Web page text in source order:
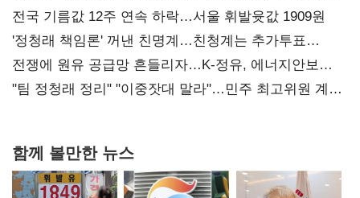
사과부터"
전국 기름값 12주 연속 하락…서울 휘발윳값 1909원
'정청래 책임론' 꺼낸 친명계…친청계는 추가투표
때리기
전쟁에 원유 공급망 흔들리자…K-정유, 에너지안보
핵심으로 재부상
"팀 정청래 정리" "이중잣대 말라"…민주 최고위원 계파
함께 볼만한 뉴스